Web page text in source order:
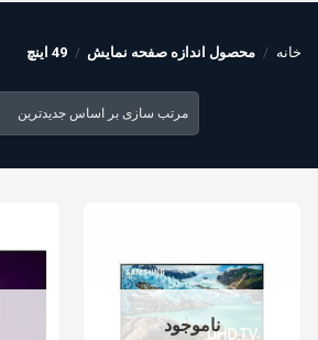
خانه / محصول اندازه صفحه نمایش / 49 اینچ
ناموجود